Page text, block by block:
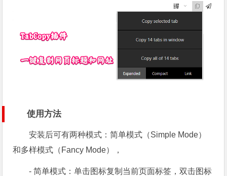
使用方法
安装后可有两种模式：简单模式（Simple Mode）
和多样模式（Fancy Mode），
- 简单模式：单击图标复制当前页面标签，双击图标